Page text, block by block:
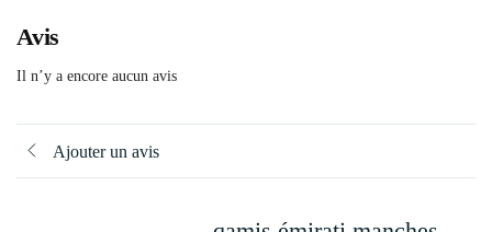
Avis
Il n’y a encore aucun avis
Ajouter un avis